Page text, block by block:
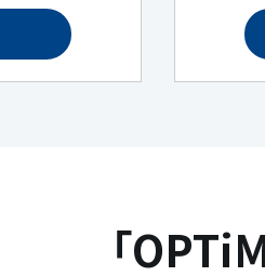
「